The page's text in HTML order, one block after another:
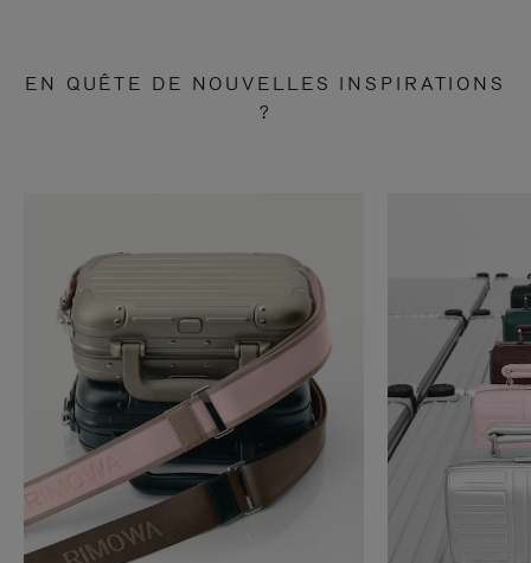
EN QUÊTE DE NOUVELLES INSPIRATIONS
?